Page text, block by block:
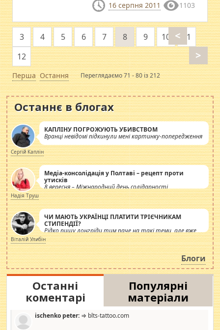
16 серпня 2011 1103
Перша
<
3 4 5 6 7 8 9 10
11
12
>
Остання Переглядаємо 71 - 80 із 212
Останнє в блогах
КАПЛІНУ ПОГРОЖУЮТЬ УБИВСТВОМ
Вранці невідомі підкинули мені картинку-попередження
Сергій Каплін
Медіа-консолідація у Полтаві – рецепт проти
утисків
8 вересня – Міжнародний день солідарності
журналістів.
Надія Труш
ЧИ МАЮТЬ УКРАЇНЦІ ПЛАТИТИ ТРІЄЧНИКАМ
СТИПЕНДІЇ?
Рідко пишу лонгріди тим паче на такі теми, але вже
просто дістало! Обурюють сьогоднішні інсенуації
навколо стипендіального питання. Штучно
роздувається ще одна соціальна катастрофа.
Віталій Улибін
Блоги
Останні
коментарі
Популярні
матеріали
ischenko peter: ⇒ blts-tattoo.com